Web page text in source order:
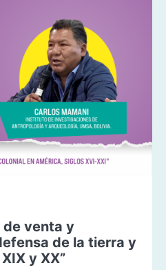
de venta y
de la tierra y
y XX”